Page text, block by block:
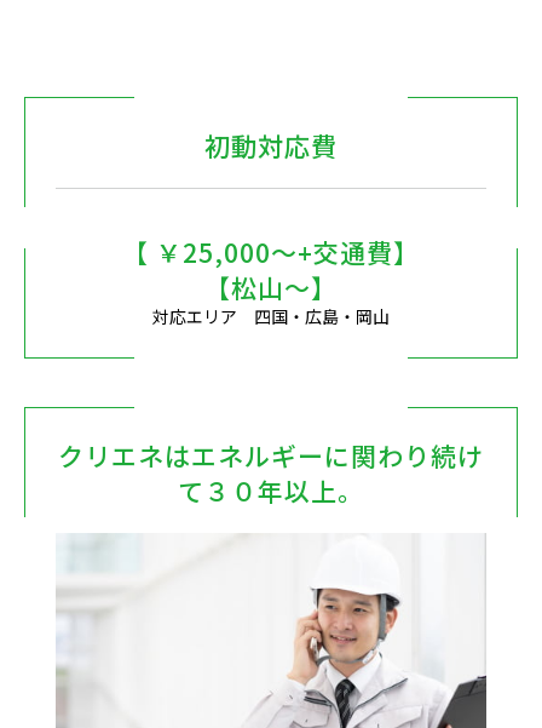
初動対応費
【 ￥25,000～+交通費】
【松山～】
対応エリア 四国・広島・岡山
クリエネはエネルギーに関わり続け
て３０年以上。